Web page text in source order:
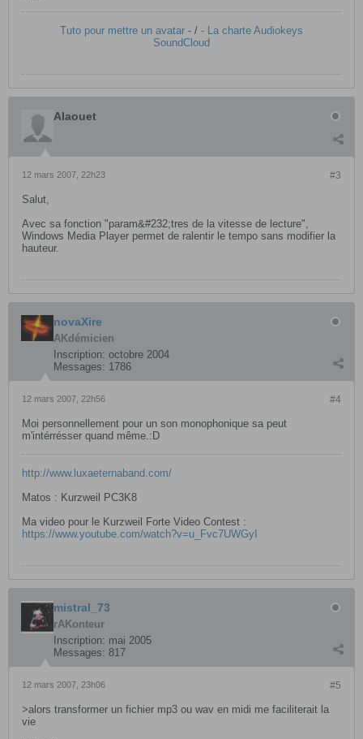
Tuto pour mettre un avatar - / - La charte Audiokeys
SoundCloud
Alaouet
#3
12 mars 2007, 22h23
Salut,
Avec sa fonction "param&#232;tres de la vitesse de lecture",
Windows Media Player permet de ralentir le tempo sans modifier la
hauteur.
novaXire
AKdémicien
Inscription: octobre 2004
Messages: 1786
#4
12 mars 2007, 22h56
Moi personnellement pour un son monophonique sa peut
m'intérrésser quand même.:D
http://www.luxaeternaband.com/
Matos : Kurzweil PC3K8
Ma video pour le Kurzweil Forte Video Contest :
https://www.youtube.com/watch?v=u_Fvc7UWGyI
mistral_73
rAKonteur
Inscription: mai 2005
Messages: 817
#5
12 mars 2007, 23h06
>alors transformer un fichier mp3 ou wav en midi me faciliterait la
vie